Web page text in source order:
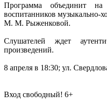
Программа объединит
воспитанников музыкально-
М. М. Рыженковой.
Слушателей ждет
произведений.
8 апреля в 18:30; ул.
Вход свободный! 6+